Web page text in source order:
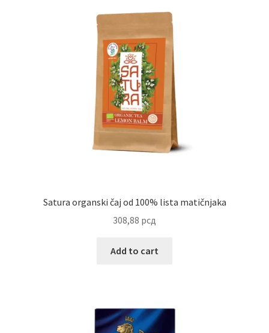
Satura organski čaj od 100% lista matičnjaka
308,88 рсд
Add to cart